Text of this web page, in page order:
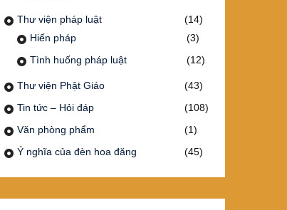
Thư viện pháp luật
(14)
Hiến pháp
(3)
Tình huống pháp luật
(12)
Thư viện Phật Giáo
(43)
Tin tức – Hỏi đáp
(108)
Văn phòng phẩm
(1)
Ý nghĩa của đèn hoa đăng
(45)